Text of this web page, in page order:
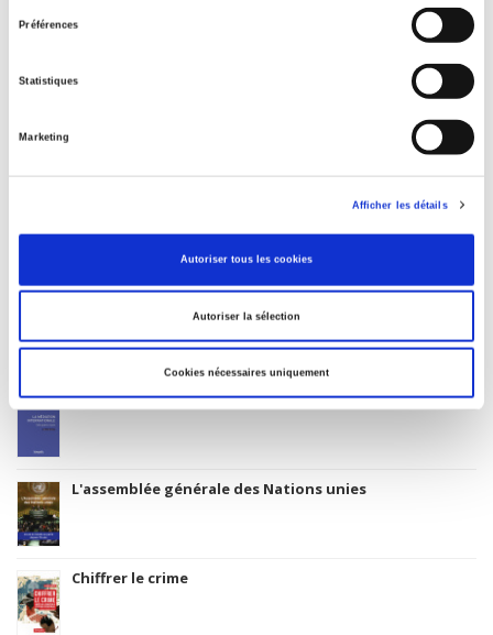
Préférences
Statistiques
Marketing
Afficher les détails
Autoriser tous les cookies
Autoriser la sélection
Cookies nécessaires uniquement
Code Identifiant de classement sujet
Classification thématique Thema: Politique et gouvernement
Type d'ouvrage
Avec
L'Union européenne et la paix
La médiation internationale
L'assemblée générale des Nations unies
Chiffrer le crime